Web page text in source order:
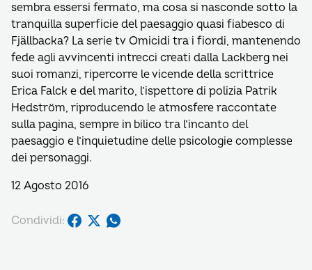
sembra essersi fermato, ma cosa si nasconde sotto la
tranquilla superficie del paesaggio quasi fiabesco di
Fjällbacka? La serie tv Omicidi tra i fiordi, mantenendo
fede agli avvincenti intrecci creati dalla Lackberg nei
suoi romanzi, ripercorre le vicende della scrittrice
Erica Falck e del marito, l’ispettore di polizia Patrik
Hedstrӧm, riproducendo le atmosfere raccontate
sulla pagina, sempre in bilico tra l’incanto del
paesaggio e l’inquietudine delle psicologie complesse
dei personaggi.
12 Agosto 2016
Condividi: